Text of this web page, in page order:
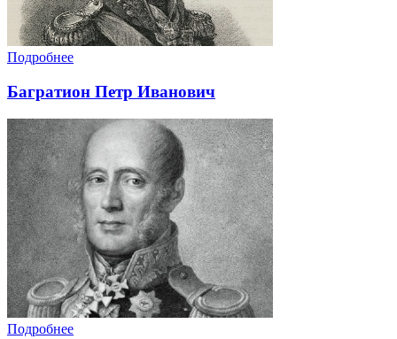
Подробнее
Багратион Петр Иванович
Подробнее